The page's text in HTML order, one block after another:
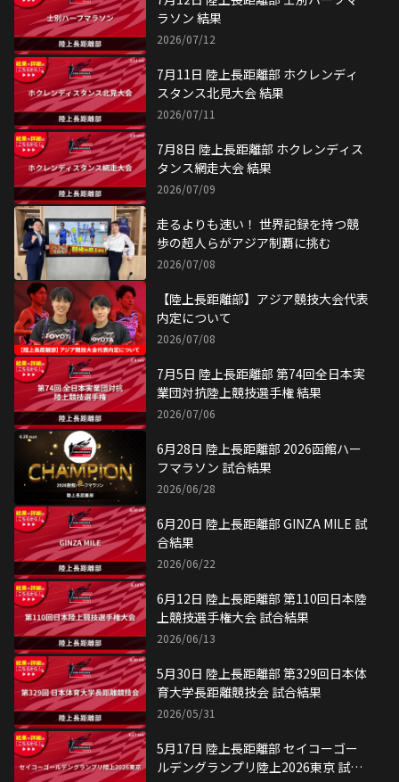
ラソン 結果
2026/07/12
7月11日 陸上長距離部 ホクレンディ
スタンス北見大会 結果
2026/07/11
7月8日 陸上長距離部 ホクレンディス
タンス網走大会 結果
2026/07/09
走るよりも速い！ 世界記録を持つ競
歩の超人らがアジア制覇に挑む
2026/07/08
【陸上長距離部】アジア競技大会代表
内定について
2026/07/08
7月5日 陸上長距離部 第74回全日本実
業団対抗陸上競技選手権 結果
2026/07/06
6月28日 陸上長距離部 2026函館ハー
フマラソン 試合結果
2026/06/28
6月20日 陸上長距離部 GINZA MILE 試
合結果
2026/06/22
6月12日 陸上長距離部 第110回日本陸
上競技選手権大会 試合結果
2026/06/13
5月30日 陸上長距離部 第329回日本体
育大学長距離競技会 試合結果
2026/05/31
5月17日 陸上長距離部 セイコーゴー
ルデングランプリ陸上2026東京 試合